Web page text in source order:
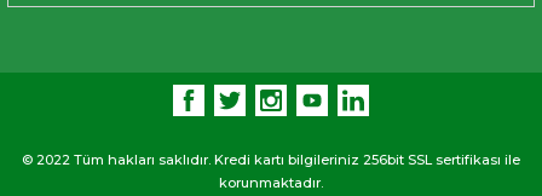
© 2022 Tüm hakları saklıdır. Kredi kartı bilgileriniz 256bit SSL sertifikası ile
korunmaktadır.